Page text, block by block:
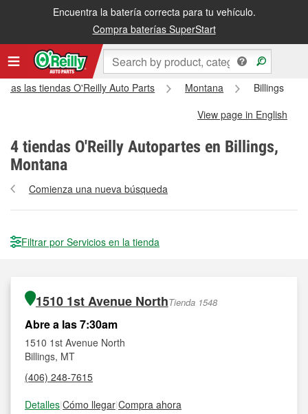
Encuentra la batería correcta para tu vehículo.
Compra baterías SuperStart
las tiendas O'Reilly Auto Parts Montana
Billings
View page in English
4 tiendas O'Reilly Autopartes en Billings,
Montana
Comienza una nueva búsqueda
Filtrar por Servicios en la tienda
1510 1st Avenue NorthTienda 1548
Abre a las 7:30am
1510 1st Avenue North
Billings, MT
(406) 248-7615
Detalles|Cómo llegar|Compra ahora